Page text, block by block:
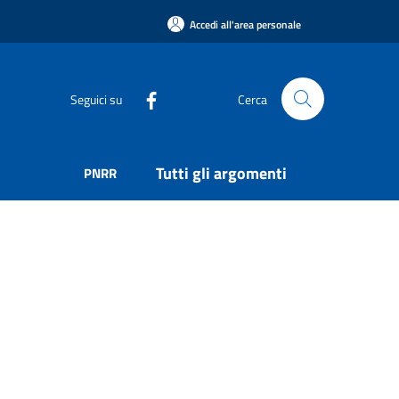
Accedi all'area personale
Seguici su Cerca
PNRR Tutti gli argomenti